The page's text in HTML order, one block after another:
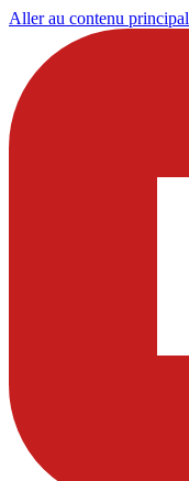
Aller au contenu principal